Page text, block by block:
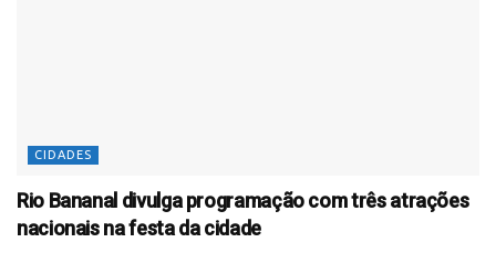
CIDADES
Rio Bananal divulga programação com três atrações
nacionais na festa da cidade